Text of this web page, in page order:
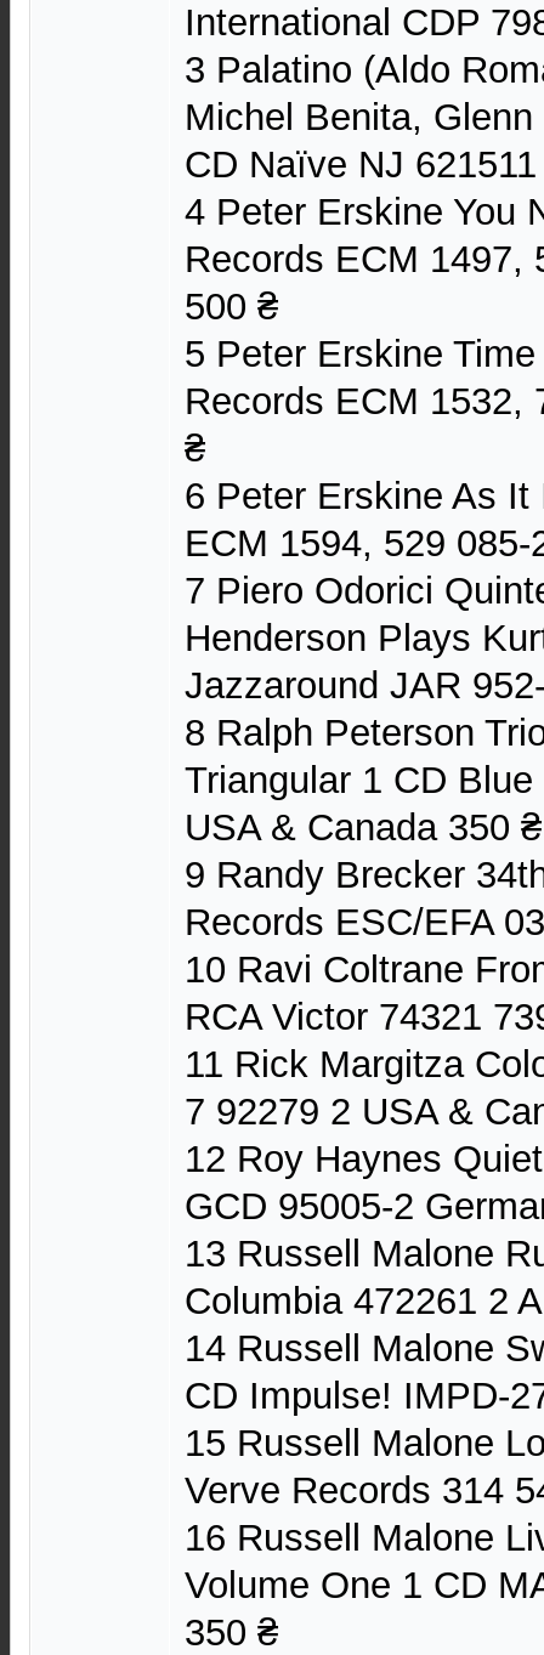
International CDP
3 Palatino (Aldo
Michel Benita,
CD Naïve NJ
4 Peter Erskine You
Records ECM 1497,
500 ₴
5 Peter Erskine
Records ECM 1532,
₴
6 Peter Erskine As
ECM 1594, 529
7 Piero Odorici
Henderson Plays
Jazzaround JAR
8 Ralph Peterson
Triangular 1 CD
USA & Canada 350 ₴
9 Randy Brecker
Records ESC/EFA
10 Ravi Coltrane
RCA Victor 74321
11 Rick Margitza
7 92279 2 USA &
12 Roy Haynes
GCD 95005-2
13 Russell Malone
Columbia 472261 2
14 Russell Malone
CD Impulse! IMPD-
15 Russell Malone
Verve Records 314
16 Russell Malone
Volume One 1 CD
350 ₴